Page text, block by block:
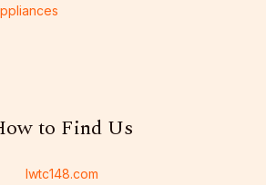
to Find Us
lwtc148.com